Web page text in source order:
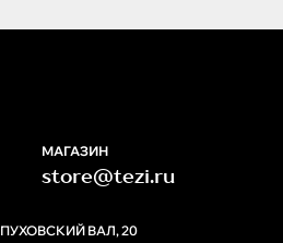
ВАЛ, 20
МАГАЗИН
store@tezi.ru